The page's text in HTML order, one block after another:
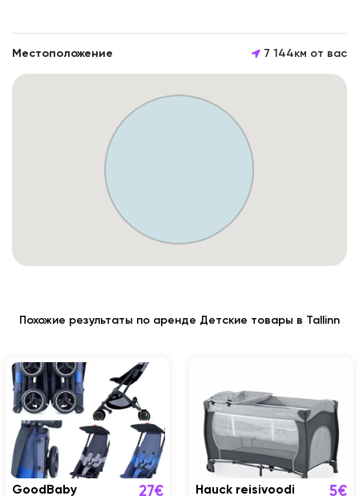
Местоположение 7 144км от вас
Похожие результаты по аренде Детские товары в Tallinn
GoodBaby
27€
Hauck reisivoodi
5€